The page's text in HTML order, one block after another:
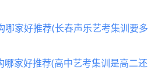
哪家好推荐(长春声乐艺考集训要多
哪家好推荐(高中艺考集训是高二还